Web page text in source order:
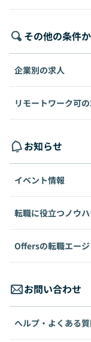
その他の条件
企業別の求人
リモートワーク可
お知らせ
イベント情報
転職に役立つノウ
Offersの転職エージ
お問い合わせ
ヘルプ・よくある